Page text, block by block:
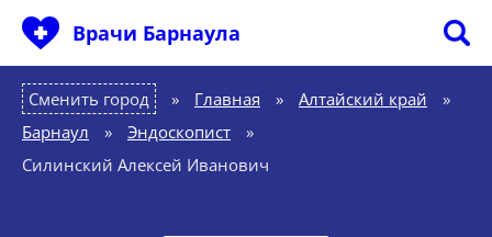
Врачи Барнаула
Сменить город Главная » Алтайский край
»
Барнаул
» Эндоскопист
»
Силинский Алексей Иванович